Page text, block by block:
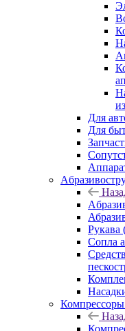
Для
Для
Сопла
Компрессоры